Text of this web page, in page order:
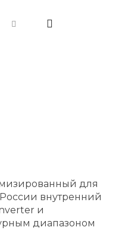
для
внутренний
и
диапазоном